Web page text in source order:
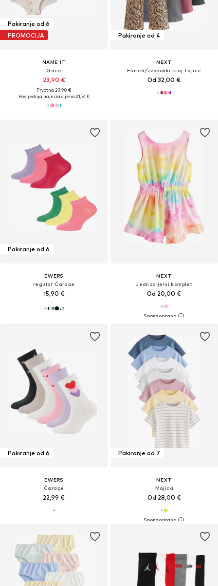
Pakiranje od 6
PROMOCIJA
NAME IT
Gaće
23,90 €
Prvotno: 29,90 €
Posljednja najniža cijena:21,51 €
Pakiranje od 4
NEXT
Flared/zvonoliki kroj Tajice
Od 32,00 €
Pakiranje od 6
EWERS
regular Čarape
15,90 €
+2
NEXT
Jednodijelni komplet
Od 20,00 €
Pakiranje od 6
EWERS
Čarape
22,99 €
Pakiranje od 7
NEXT
Majica
Od 28,00 €